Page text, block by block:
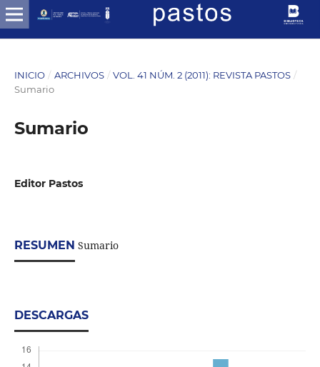
INICIO / ARCHIVOS / VOL. 41 NÚM. 2 (2011): REVISTA PASTOS /
Sumario
Sumario
Editor Pastos
RESUMEN Sumario
DESCARGAS